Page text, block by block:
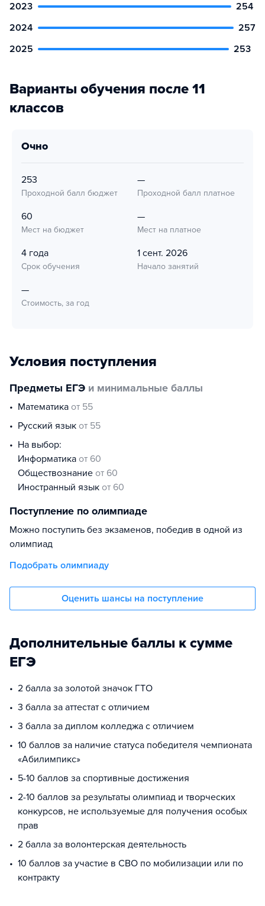
2023
254
2024
257
2025
253
Варианты обучения после 11
классов
очно
253
Проходной балл бюджет
—
Проходной балл платное
60
Мест на бюджет
—
Мест на платное
4 года
Срок обучения
1 сент. 2026
Начало занятий
—
Стоимость, за год
Условия поступления
Предметы ЕГЭ и минимальные баллы
математика от 55
русский язык от 55
На выбор:
информатика от 60
обществознание от 60
иностранный язык от 60
Поступление по олимпиаде
Можно поступить без экзаменов, победив в одной из
олимпиад
Подобрать олимпиаду
Оценить шансы на поступление
Дополнительные баллы к сумме
ЕГЭ
2 балла за золотой значок ГТО
3 балла за аттестат с отличием
3 балла за диплом колледжа с отличием
10 баллов за наличие статуса победителя чемпионата
«Абилимпикс»
5-10 баллов за спортивные достижения
2-10 баллов за результаты олимпиад и творческих
конкурсов, не используемые для получения особых
прав
2 балла за волонтерская деятельность
10 баллов за участие в СВО по мобилизации или по
контракту